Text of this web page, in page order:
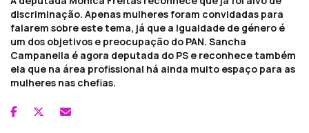
discriminação. Apenas mulheres foram convidadas para
falarem sobre este tema, já que a Igualdade de género é
um dos objetivos e preocupação do PAN. Sancha
Campanella é agora deputada do PS e reconhece também
ela que na área profissional há ainda muito espaço para as
mulheres nas chefias.